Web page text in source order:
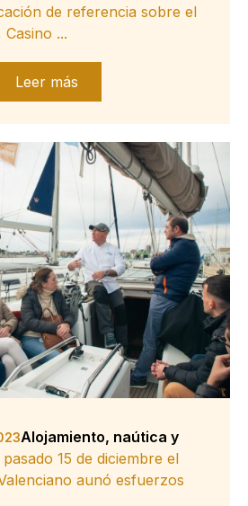
de referencia sobre el
...
Leer más
Alojamiento, naútica y
pasado 15 de diciembre el
aunó esfuerzos